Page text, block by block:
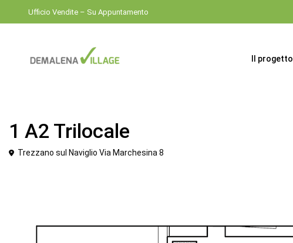
Ufficio Vendite – Su Appuntamento
Il progetto
1 A2 Trilocale
Trezzano sul Naviglio Via Marchesina 8